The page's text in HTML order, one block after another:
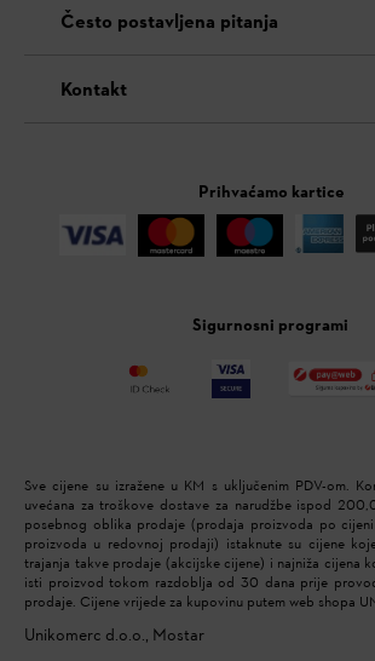
Često postavljena pitanja
Kontakt
Prihvaćamo kartice
Sigurnosni programi
Sve cijene su izražene u KM s uključenim PDV-om.
uvećana za troškove dostave za narudžbe ispod
posebnog oblika prodaje (prodaja proizvoda po
proizvoda u redovnoj prodaji) istaknute su cijene
trajanja takve prodaje (akcijske cijene) i najniža cijena
isti proizvod tokom razdoblja od 30 dana prije
prodaje. Cijene vrijede za kupovinu putem web shopa
Unikomerc d.o.o., Mostar